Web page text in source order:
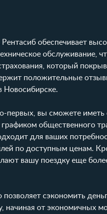
обеспечивает
обслуживание,
который
положительные
Новосибирске.
первых, вы сможете иметь
общественного
для ваших
по доступным ценам.
вашу поездку еще
сэкономить
начиная от экономичных